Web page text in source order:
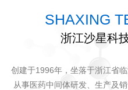
SHAXING
浙江沙星科
创建于1996年，坐落于浙江省
从事医药中间体研发、生产及